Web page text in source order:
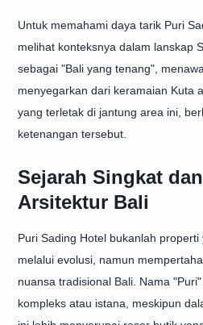
Untuk memahami daya tarik Puri
melihat konteksnya dalam lanskap
sebagai "Bali yang tenang",
menyegarkan dari keramaian Kuta
yang terletak di jantung area ini,
ketenangan tersebut.
Sejarah Singkat
Arsitektur Bali
Puri Sading Hotel bukanlah
melalui evolusi, namun
nuansa tradisional Bali. Nama
kompleks atau istana, meskipun